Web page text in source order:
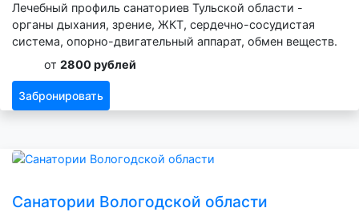
Лечебный профиль санаториев Тульской области -
органы дыхания, зрение, ЖКТ, сердечно-сосудистая
система, опорно-двигательный аппарат, обмен веществ.
от 2800 рублей
Забронировать
Санатории Вологодской области